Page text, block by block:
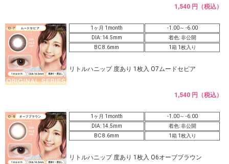
1,540 円（税込）
1ヶ月 1month
-1.00～ -6.00
DIA: 14.5mm
着色: 非公開
BC 8.6mm
1箱 1枚入り
リトルハニップ 度あり 1枚入 O7ムードセピア
1,540 円（税込）
1ヶ月 1month
-1.00～ -6.00
DIA: 14.5mm
着色: 非公開
BC 8.6mm
1箱 1枚入り
リトルハニップ 度あり 1枚入 O6オーブブラウン